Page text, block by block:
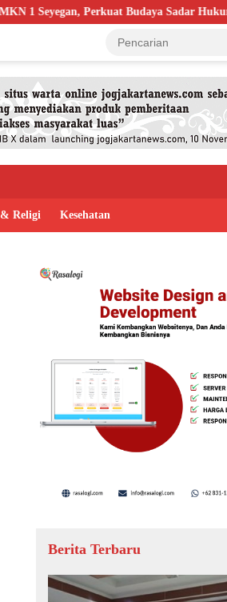
Seyegan, Perkuat Budaya Sadar Hukum di
Religi Kesehatan
Berita Terbaru